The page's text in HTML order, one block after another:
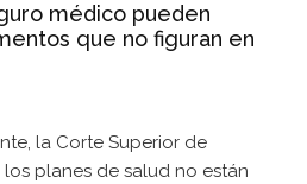
médico pueden
que no figuran en
la Corte Superior de
planes de salud no están